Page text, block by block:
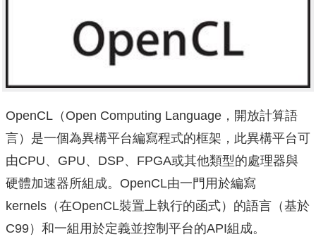
OpenCL（Open Computing Language，開放計算語
言）是一個為異構平台編寫程式的框架，此異構平台可
由CPU、GPU、DSP、FPGA或其他類型的處理器與
硬體加速器所組成。OpenCL由一門用於編寫
kernels（在OpenCL裝置上執行的函式）的語言（基於
C99）和一組用於定義並控制平台的API組成。